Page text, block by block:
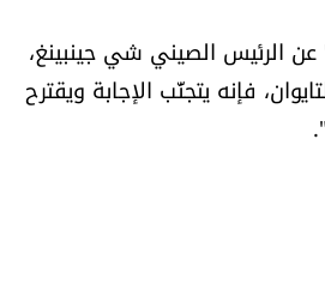
الرئيس الصيني شي جينبينغ،
فإنه يتجنَّب الإجابة ويقترح